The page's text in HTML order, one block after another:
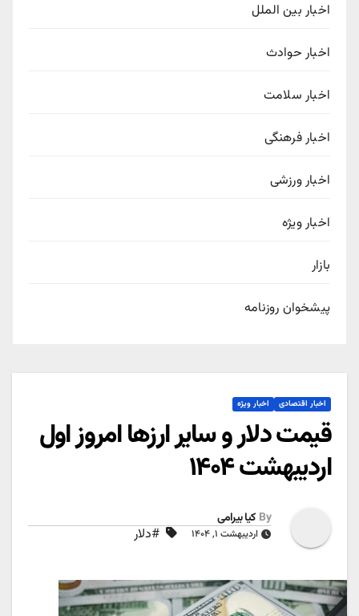
اخبار بین الملل
اخبار حوادث
اخبار سلامت
اخبار فرهنگی
اخبار ورزشی
اخبار ویژه
بازار
پیشخوان روزنامه
اخبار اقتصادی اخبار ویژه
قیمت دلار و سایر ارزها امروز اول
اردیبهشت ۱۴۰۴
By کیا بیرامی
اردیبهشت ۱, ۱۴۰۴ #دلار